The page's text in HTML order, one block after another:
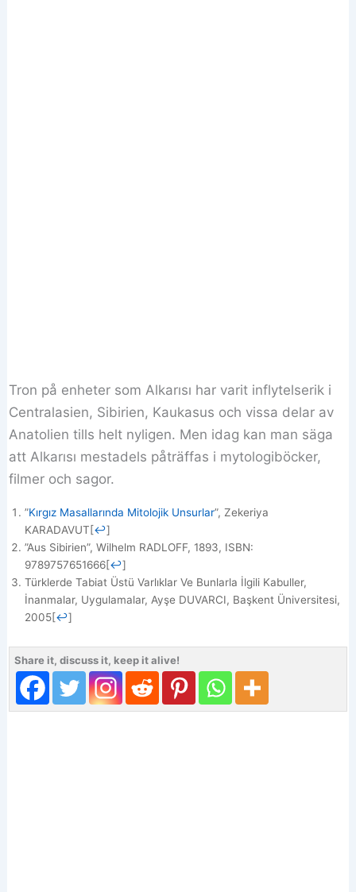
Tron på enheter som Alkarısı har varit inflytelserik i
Centralasien, Sibirien, Kaukasus och vissa delar av
Anatolien tills helt nyligen. Men idag kan man säga
att Alkarısı mestadels påträffas i mytologiböcker,
filmer och sagor.
”Kırgız Masallarında Mitolojik Unsurlar”, Zekeriya
KARADAVUT[↩]
”Aus Sibirien”, Wilhelm RADLOFF, 1893, ISBN:
9789757651666[↩]
Türklerde Tabiat Üstü Varlıklar Ve Bunlarla İlgili Kabuller,
İnanmalar, Uygulamalar, Ayşe DUVARCI, Başkent Üniversitesi,
2005[↩]
Share it, discuss it, keep it alive!